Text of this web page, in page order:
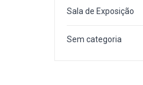
Sala de Exposição
Sem categoria